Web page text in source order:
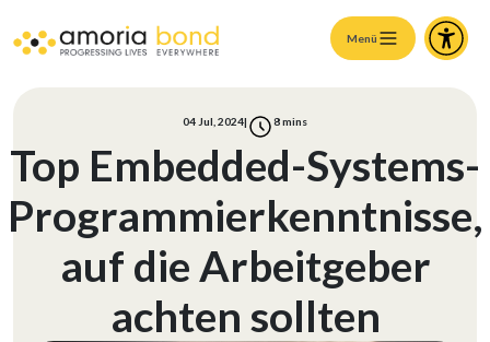
Menü
04 Jul, 2024| 8mins
Top Embedded-Systems-
Programmierkenntnisse,
auf die Arbeitgeber
achten sollten